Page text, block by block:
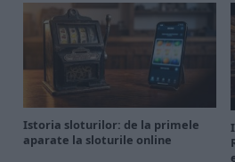
Istoria sloturilor: de la primele
aparate la sloturile online